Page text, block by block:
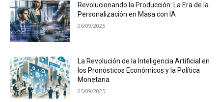
Revolucionando la Producción: La Era de la
Personalización en Masa con IA
06/09/2025
La Revolución de la Inteligencia Artificial en
los Pronósticos Económicos y la Política
Monetaria
05/09/2025